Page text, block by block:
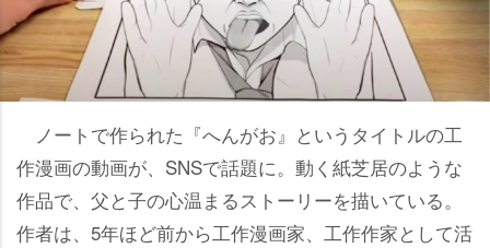
ノートで作られた『へんがお』というタイトルの工
作漫画の動画が、SNSで話題に。動く紙芝居のような
作品で、父と子の心温まるストーリーを描いている。
作者は、5年ほど前から工作漫画家、工作作家として活